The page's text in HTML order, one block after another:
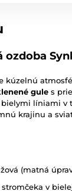
ozdoba
kúzelnú
gule s
líniami v
krajinu a
(matná
v